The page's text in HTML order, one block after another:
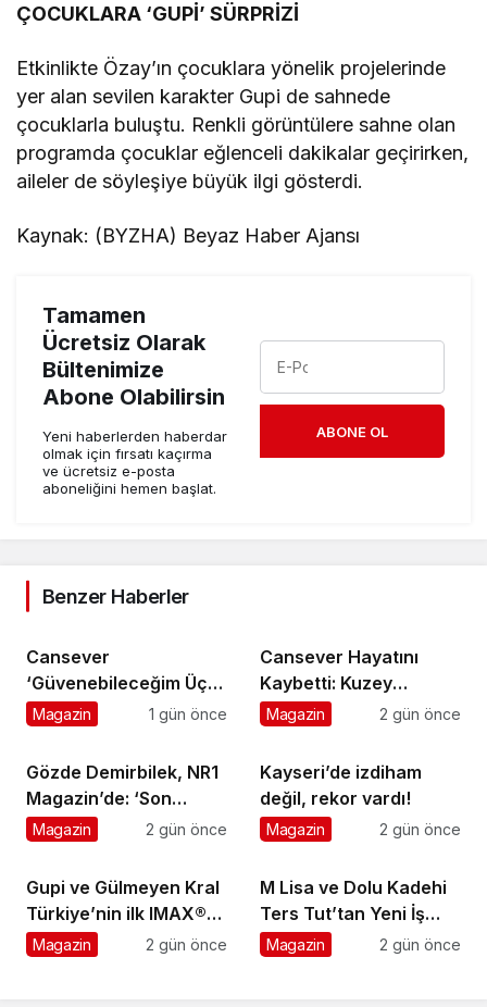
ÇOCUKLARA ‘GUPİ’ SÜRPRİZİ
Etkinlikte Özay’ın çocuklara yönelik projelerinde
yer alan sevilen karakter Gupi de sahnede
çocuklarla buluştu. Renkli görüntülere sahne olan
programda çocuklar eğlenceli dakikalar geçirirken,
aileler de söyleşiye büyük ilgi gösterdi.
Kaynak: (BYZHA) Beyaz Haber Ajansı
Tamamen
Ücretsiz Olarak
Bültenimize
Abone Olabilirsin
Yeni haberlerden haberdar
olmak için fırsatı kaçırma
ve ücretsiz e-posta
aboneliğini hemen başlat.
ABONE OL
Benzer Haberler
Cansever
‘Güvenebileceğim Üç
İnsandan Biri’ Demişti:
Cansever’e Duygusal
Veda
Magazin 1 gün önce
Cansever Hayatını
Kaybetti: Kuzey
Makedonya’da
Magazin 2 gün önce
Gözde Demirbilek, NR1
Magazin’de: ‘Son
assolist olarak var
Magazin 2 gün önce
Kayseri’de izdiham
değil, rekor vardı!
Magazin 2 gün önce
Gupi ve Gülmeyen Kral
Türkiye’nin ilk IMAX®
animasyon filmi oluyor
Magazin 2 gün önce
M Lisa ve Dolu Kadehi
Ters Tut’tan Yeni İş
Birliği: Vişne
Magazin 2 gün önce